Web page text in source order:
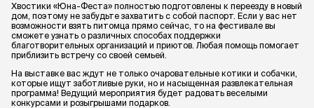
Хвостики «Юна-Феста» полностью подготовлены к переезду в новый
дом, поэтому не забудьте захватить с собой паспорт. Если у вас нет
возможности взять питомца прямо сейчас, то на фестивале вы
сможете узнать о различных способах поддержки
благотворительных организаций и приютов. Любая помощь помогает
приблизить встречу со своей семьей.
На выставке вас ждут не только очаровательные котики и собачки,
которые ищут заботливые руки, но и насыщенная развлекательная
программа! Ведущий мероприятия будет радовать веселыми
конкурсами и розыгрышами подарков.